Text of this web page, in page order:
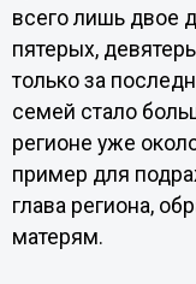
всего лишь двое
пятерых,
только за
семей стало
регионе уже
пример для
глава региона,
матерям.